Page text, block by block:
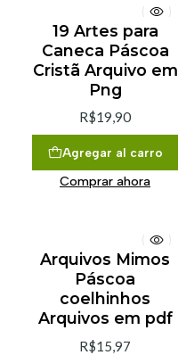
19 Artes para
Caneca Páscoa
Cristã Arquivo em
Png
R$19,90
Agregar al carro
Comprar ahora
Arquivos Mimos
Páscoa
coelhinhos
Arquivos em pdf
R$15,97